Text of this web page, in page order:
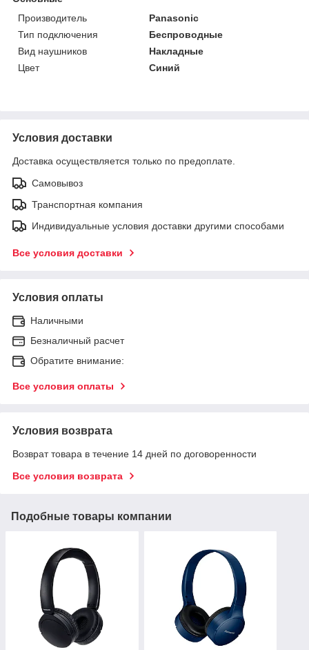
Производитель
Panasonic
Тип подключения
Беспроводные
Вид наушников
Накладные
Цвет
Синий
Условия доставки
Доставка осуществляется только по предоплате.
Самовывоз
Транспортная компания
Индивидуальные условия доставки другими способами
Все условия доставки
Условия оплаты
Наличными
Безналичный расчет
Обратите внимание:
Все условия оплаты
Условия возврата
Возврат товара в течение 14 дней по договоренности
Все условия возврата
Подобные товары компании